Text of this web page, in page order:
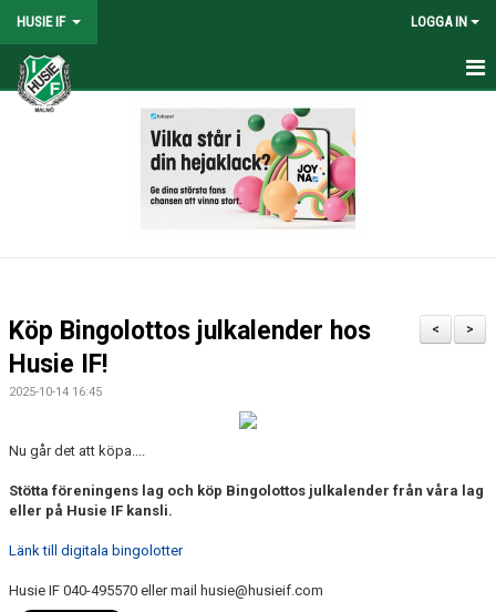
HUSIE IF LOGGA IN
HEM
DOKUMENT
SHOPEN
MEDLEMSRABATTER
MEDLEMSAVGIFTER
DOMARE
NYHETER
>
<
Köp Bingolottos julkalender hos
Husie IF!
2025-10-14 16:45
Nu går det att köpa....
Stötta föreningens lag och köp Bingolottos julkalender från våra lag
eller på Husie IF kansli.
Länk till digitala bingolotter
Husie IF 040-495570 eller mail husie@husieif.com